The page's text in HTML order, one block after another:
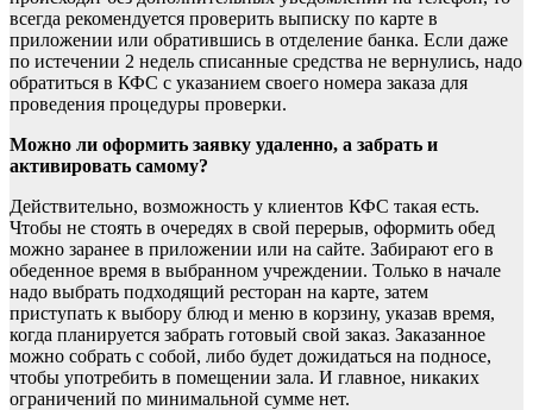
всегда рекомендуется проверить выписку по карте в
приложении или обратившись в отделение банка. Если даже
по истечении 2 недель списанные средства не вернулись, надо
обратиться в КФС с указанием своего номера заказа для
проведения процедуры проверки.
Можно ли оформить заявку удаленно, а забрать и
активировать самому?
Действительно, возможность у клиентов КФС такая есть.
Чтобы не стоять в очередях в свой перерыв, оформить обед
можно заранее в приложении или на сайте. Забирают его в
обеденное время в выбранном учреждении. Только в начале
надо выбрать подходящий ресторан на карте, затем
приступать к выбору блюд и меню в корзину, указав время,
когда планируется забрать готовый свой заказ. Заказанное
можно собрать с собой, либо будет дожидаться на подносе,
чтобы употребить в помещении зала. И главное, никаких
ограничений по минимальной сумме нет.